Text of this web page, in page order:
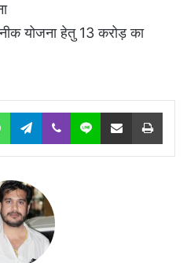
योजना हेतु 13 करोड़ का
WhatsAppTelegram
Viber Line Share via Email Print